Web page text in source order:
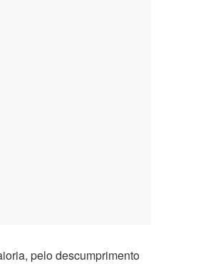
pelo descumprimento